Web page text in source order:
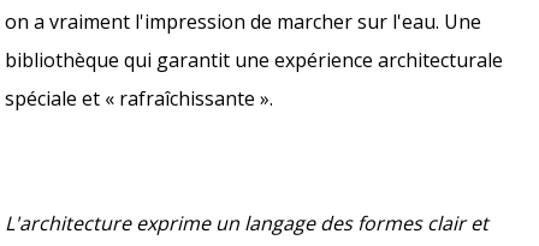
on a vraiment l'impression de marcher sur l'eau. Une
bibliothèque qui garantit une expérience architecturale
spéciale et « rafraîchissante ».
L'architecture exprime un langage des formes clair et